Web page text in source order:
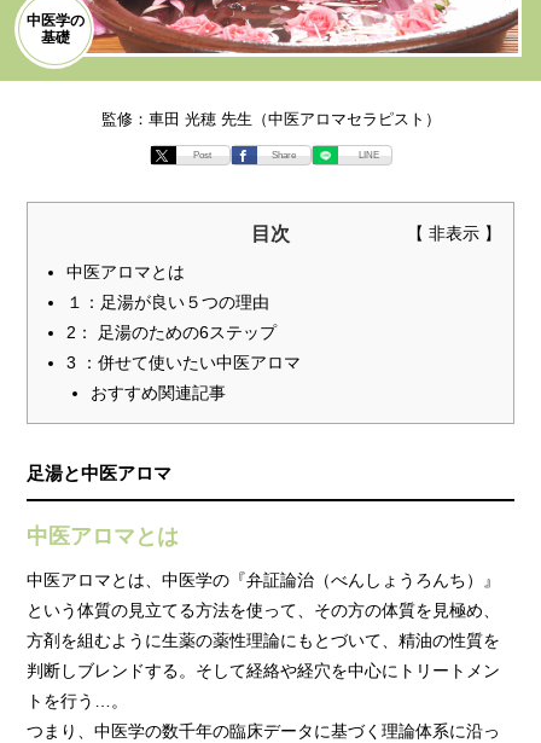
中医学の
基礎
監修：車田 光穂 先生（中医アロマセラピスト）
Post Share LINE
目次
中医アロマとは
１：足湯が良い５つの理由
2： 足湯のための6ステップ
3 ：併せて使いたい中医アロマ
おすすめ関連記事
足湯と中医アロマ
中医アロマとは
中医アロマとは、中医学の『弁証論治（べんしょうろんち）』
という体質の見立てる方法を使って、その方の体質を見極め、
方剤を組むように生薬の薬性理論にもとづいて、精油の性質を
判断しブレンドする。そして経絡や経穴を中心にトリートメン
トを行う…。
つまり、中医学の数千年の臨床データに基づく理論体系に沿っ